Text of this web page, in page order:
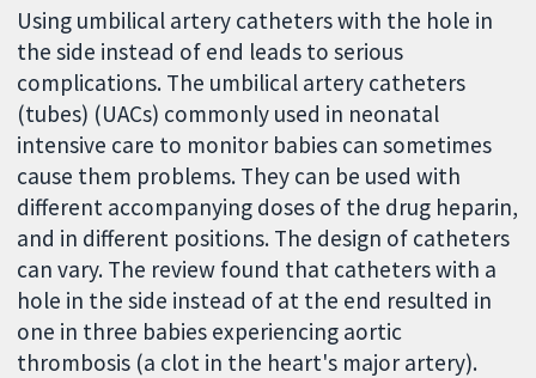
Using umbilical artery catheters with the hole in
the side instead of end leads to serious
complications. The umbilical artery catheters
(tubes) (UACs) commonly used in neonatal
intensive care to monitor babies can sometimes
cause them problems. They can be used with
different accompanying doses of the drug heparin,
and in different positions. The design of catheters
can vary. The review found that catheters with a
hole in the side instead of at the end resulted in
one in three babies experiencing aortic
thrombosis (a clot in the heart's major artery).